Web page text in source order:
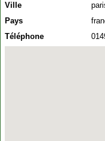
Ville
Pays
Téléphone